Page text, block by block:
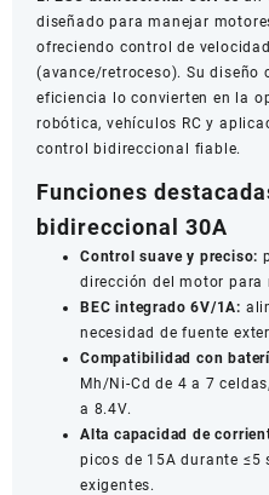
cantidad
diseñado para manejar
ofreciendo control de
(avance/retroceso). Su diseño
eficiencia lo convierten en la
robótica, vehículos RC y
control bidireccional fiable.
Funciones
bidireccional 30A
Control suave y preciso:
dirección del motor
BEC integrado 6V/1A:
necesidad de fuente
Compatibilidad con
Mh/Ni-Cd de 4 a 7
a 8.4V.
Alta capacidad de
picos de 15A durante ≤5
exigentes.